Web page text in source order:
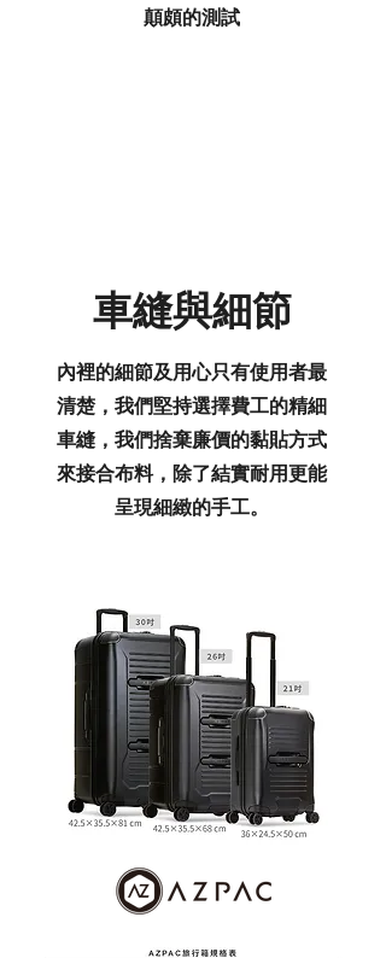
顛頗的測試
車縫與細節
內裡的細節及用心只有使用者最
清楚，我們堅持選擇費工的精細
車縫，我們捨棄廉價的黏貼方式
來接合布料，除了結實耐用更能
呈現細緻的手工。